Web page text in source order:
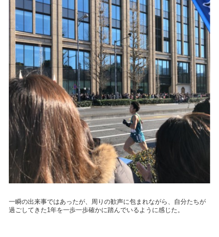
一瞬の出来事ではあったが、周りの歓声に包まれながら、自分たちが
過ごしてきた1年を一歩一歩確かに踏んでいるように感じた。